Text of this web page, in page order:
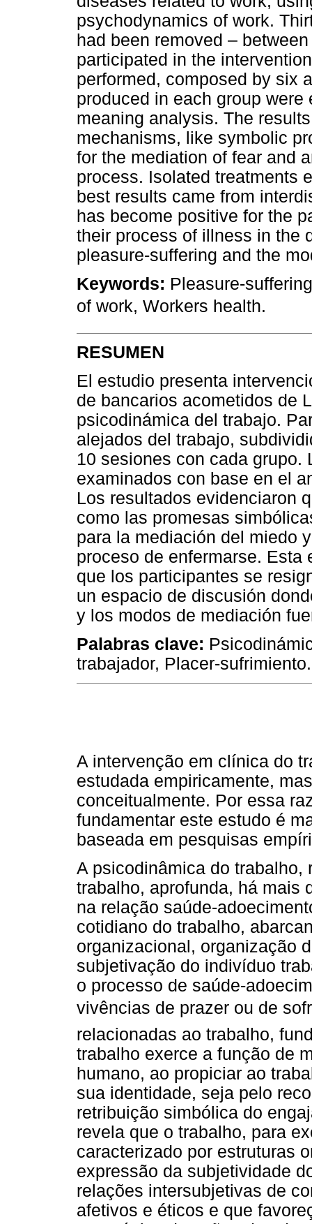
psychodynamics of work.
had been removed –
participated in the
performed, composed by six
produced in each group
meaning analysis. The
mechanisms, like symbolic
for the mediation of fear and
process. Isolated treatments
best results came from
has become positive for the
their process of illness in the
pleasure-suffering and the
Keywords: Pleasure-
of work, Workers health.
RESUMEN
El estudio presenta
de bancarios acometidos de
psicodinámica del trabajo.
alejados del trabajo,
10 sesiones con cada grupo.
examinados con base en el
Los resultados evidenciaron
como las promesas
para la mediación del miedo
proceso de enfermarse. Esta
que los participantes se
un espacio de discusión
y los modos de mediación
Palabras clave:
trabajador, Placer-sufrimiento.
A intervenção em clínica do
estudada empiricamente,
conceitualmente. Por essa
fundamentar este estudo é
baseada em pesquisas
A psicodinâmica do trabalho,
trabalho, aprofunda, há mais
na relação saúde-
cotidiano do trabalho,
organizacional, organização
subjetivação do indivíduo
o processo de saúde-
vivências de prazer ou de
relacionadas ao trabalho,
trabalho exerce a função de
humano, ao propiciar ao
sua identidade, seja pelo
retribuição simbólica do
revela que o trabalho, para
caracterizado por estruturas
expressão da subjetividade
relações intersubjetivas de
afetivos e éticos e que